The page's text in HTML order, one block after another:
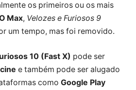
os primeiros ou os mais
Max, Velozes e Furiosos 9
um tempo, mas foi removido.
10 (Fast X) pode ser
e também pode ser alugado
como Google Play